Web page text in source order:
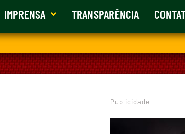
IMPRENSA TRANSPARÊNCIA
Publicidade